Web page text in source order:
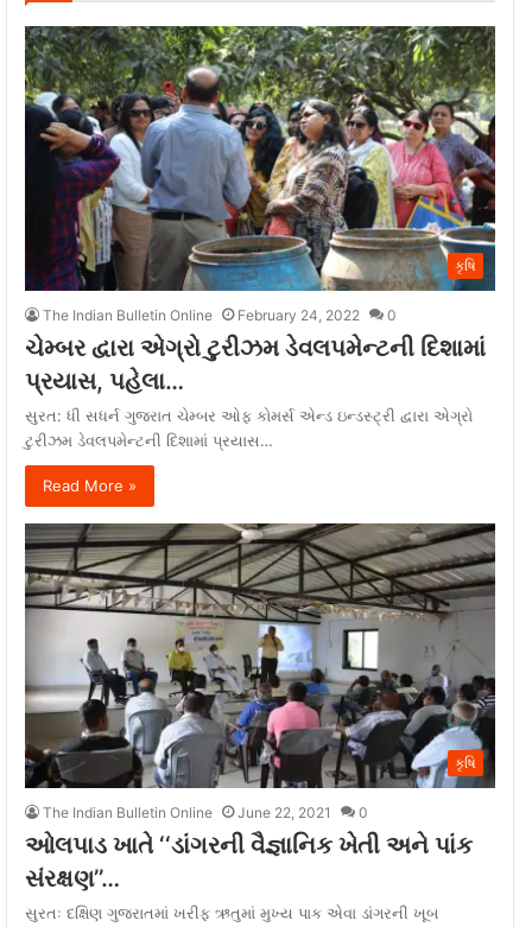
કૃષિ
The Indian Bulletin Online February 24, 2022 0
ચેમ્બર દ્વારા એગ્રો ટુરીઝમ ડેવલપમેન્ટની દિશામાં
પ્રયાસ, પહેલા…
સુરત: ધી સધર્ન ગુજરાત ચેમ્બર ઓફ કોમર્સ એન્ડ ઇન્ડસ્ટ્રી દ્વારા એગ્રો
ટુરીઝમ ડેવલપમેન્ટની દિશામાં પ્રયાસ…
Read More »
કૃષિ
The Indian Bulletin Online June 22, 2021 0
ઓલપાડ ખાતે ‘‘ડાંગરની વૈજ્ઞાનિક ખેતી અને પાંક
સંરક્ષણ’’…
સુરતઃ દક્ષિણ ગુજરાતમાં ખરીફ ઋતુમાં મુખ્ય પાક એવા ડાંગરની ખૂબ